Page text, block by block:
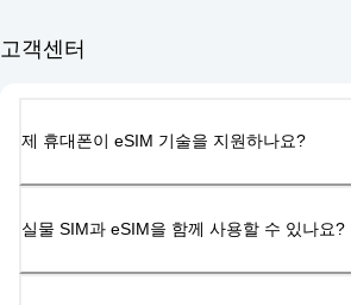
고객센터
제 휴대폰이 eSIM 기술을 지원하나요?
실물 SIM과 eSIM을 함께 사용할 수 있나요?